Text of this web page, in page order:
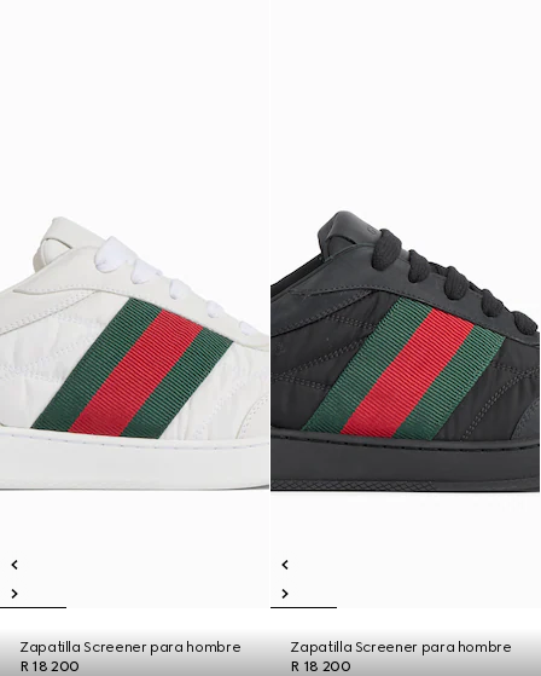
Zapatilla Screener para hombre
R 18 200
Zapatilla Screener para hombre
R 18 200